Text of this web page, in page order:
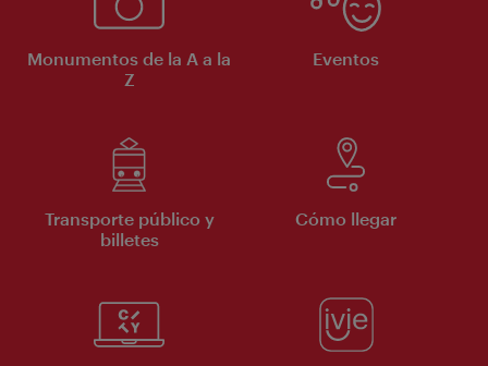
Monumentos de la A a la
Z
Eventos
Transporte público y
billetes
Cómo llegar